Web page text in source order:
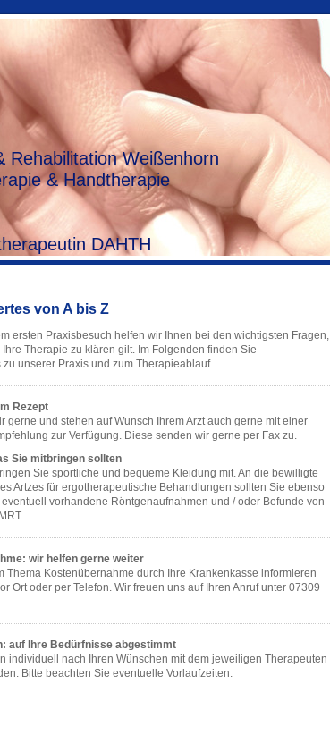
Rehabilitation Weißenhorn
& Handtherapie
DAHTH
von A bis Z
ersten Praxisbesuch helfen wir Ihnen bei den wichtigsten Fragen,
Therapie zu klären gilt. Im Folgenden finden Sie
zu unserer Praxis und zum Therapieablauf.
Rezept
gerne und stehen auf Wunsch Ihrem Arzt auch gerne mit einer
zur Verfügung. Diese senden wir gerne per Fax zu.
Sie mitbringen sollten
Sie sportliche und bequeme Kleidung mit. An die bewilligte
Artzes für ergotherapeutische Behandlungen sollten Sie ebenso
vorhandene Röntgenaufnahmen und / oder Befunde von
wir helfen gerne weiter
Thema Kostenübernahme durch Ihre Krankenkasse informieren
Ort oder per Telefon. Wir freuen uns auf Ihren Anruf unter 07309
auf Ihre Bedürfnisse abgestimmt
individuell nach Ihren Wünschen mit dem jeweiligen Therapeuten
Bitte beachten Sie eventuelle Vorlaufzeiten.